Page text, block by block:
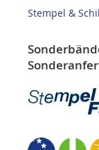
Stempel &